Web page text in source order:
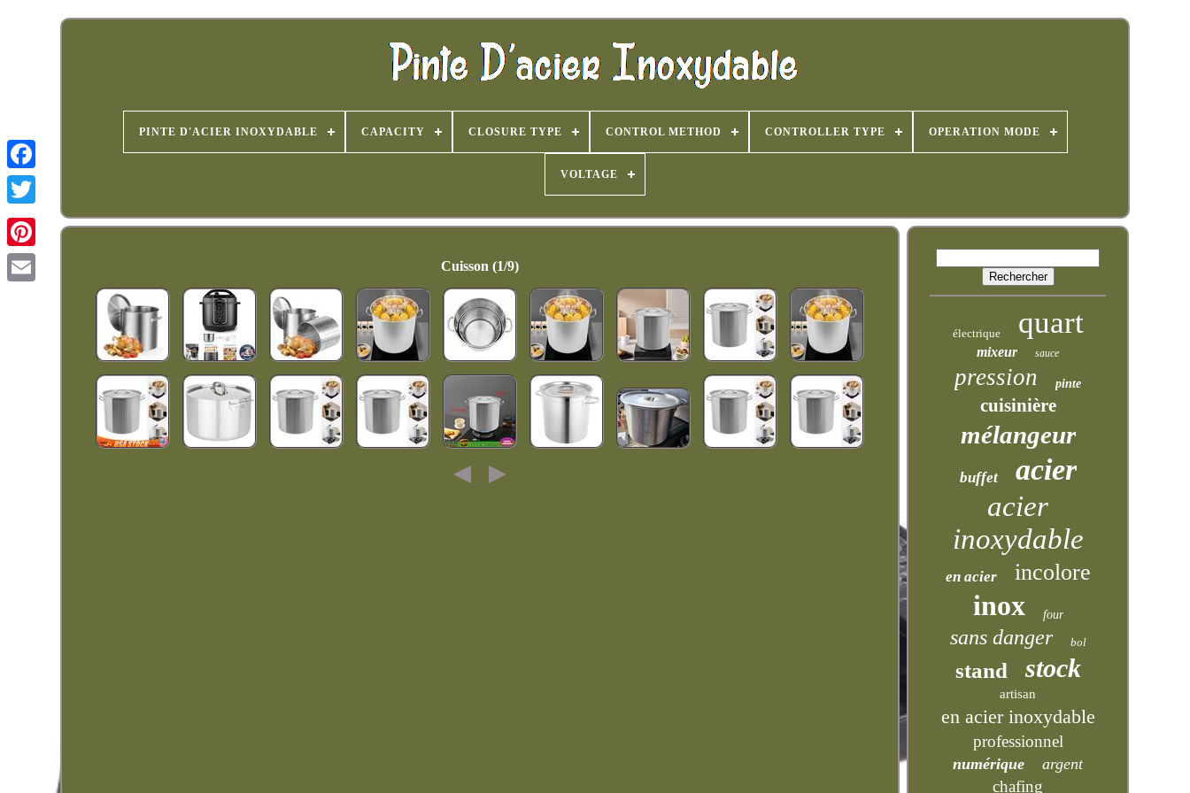
PINTE D'ACIER INOXYDABLE CAPACITY CLOSURE TYPE CONTROL METHOD CONTROLLER TYPE OPERATION MODE
VOLTAGE
Cuisson (1/9)
électrique quart
mixeur sauce
pression pinte
cuisinière
mélangeur
buffet acier
acier
inoxydable
en acier incolore
inox four
sans danger bol
stand stock
artisan
en acier inoxydable
professionnel
numérique argent
chafing